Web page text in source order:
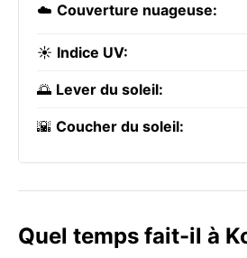
☁️ Couverture nuageuse:
☀️ Indice UV:
🌅 Lever du soleil:
🌇 Coucher du soleil:
Quel temps fait-il à